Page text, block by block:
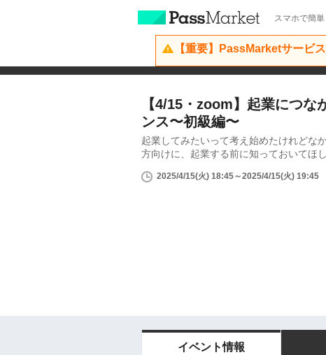
スマホで簡
【重要】PassMarketサービ
【4/15・zoom】起業につな
ンス〜初級編〜
起業してみたいって考え始めたけれどな
方向けに、起業する前に知っておいてほ
2025/4/15(火) 18:45～2025/4/15(火) 19:45
イベント情報